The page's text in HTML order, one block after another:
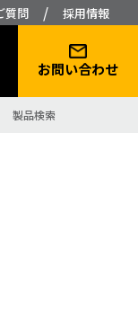
質問 / 採用情報
お問い合わせ
製品検索